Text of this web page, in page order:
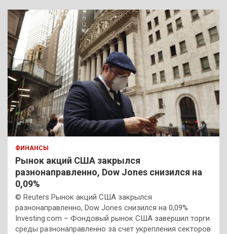
ФИНАНСЫ
Рынок акций США закрылся
разнонаправленно, Dow Jones снизился на
0,09%
© Reuters Рынок акций США закрылся
разнонаправленно, Dow Jones снизился на 0,09%
Investing.com – Фондовый рынок США завершил торги
среды разнонаправленно за счет укрепления секторов